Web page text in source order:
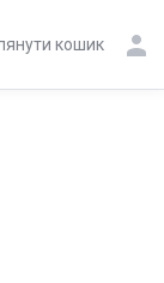
кошик